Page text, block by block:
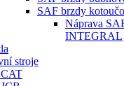
SAF brzdy
Náprava
INTEGRAL
stroje